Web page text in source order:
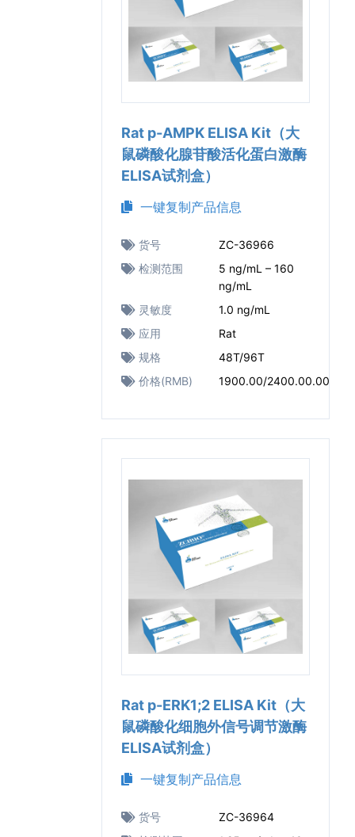
Rat p-AMPK ELISA Kit（大
鼠磷酸化腺苷酸活化蛋白激酶
ELISA试剂盒）
一键复制产品信息
货号
ZC-36966
检测范围
5 ng/mL – 160
ng/mL
灵敏度
1.0 ng/mL
应用
Rat
规格
48T/96T
价格(RMB)
1900.00/2400.00.00
Rat p-ERK1;2 ELISA Kit（大
鼠磷酸化细胞外信号调节激酶
ELISA试剂盒）
一键复制产品信息
货号
ZC-36964